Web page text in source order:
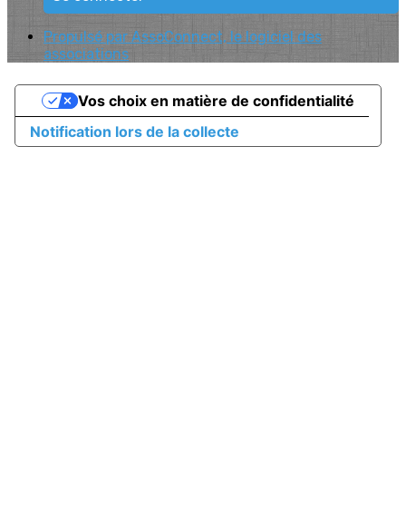
Propulsé par AssoConnect, le logiciel des
associations
Notification lors de la collecte
Vos choix en matière de confidentialité